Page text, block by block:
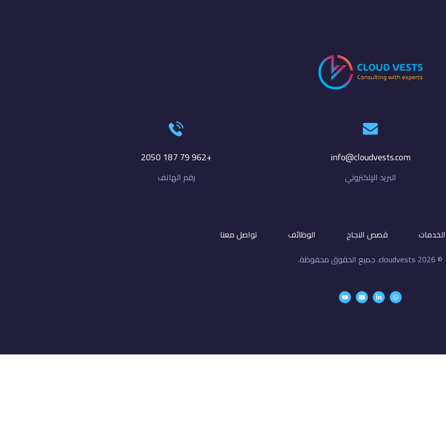
info@cloudvests.com
البريد الإلكتروني
+962 79 187 2050
رقم الهاتف
الخدمات قصص النجاح الوظائف
تواصل معنا
© 2026 cloudvests. جميع الحقوق محفوظة.